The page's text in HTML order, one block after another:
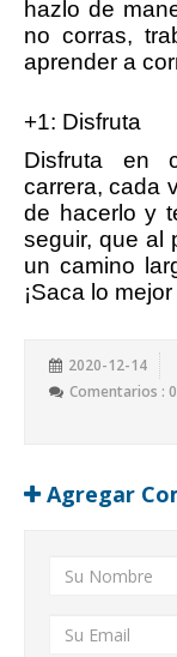
hazlo de
no corras,
aprender a
+1: Disfruta
Disfruta en
carrera, cada
de hacerlo y
seguir, que al
un camino
¡Saca lo
2020-12-14
Comentarios : 0
Agregar